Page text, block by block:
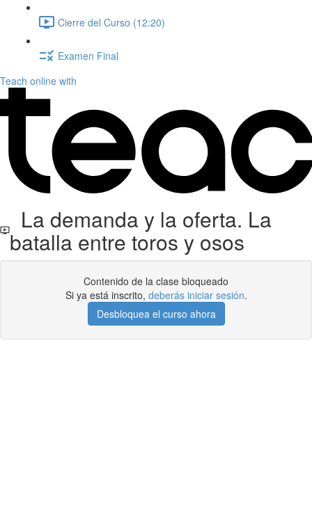
Cierre del Curso (12:20)
Examen Final
Teach online with
La demanda y la oferta. La
batalla entre toros y osos
Contenido de la clase bloqueado
Si ya está inscrito, deberás iniciar sesión.
Desbloquea el curso ahora